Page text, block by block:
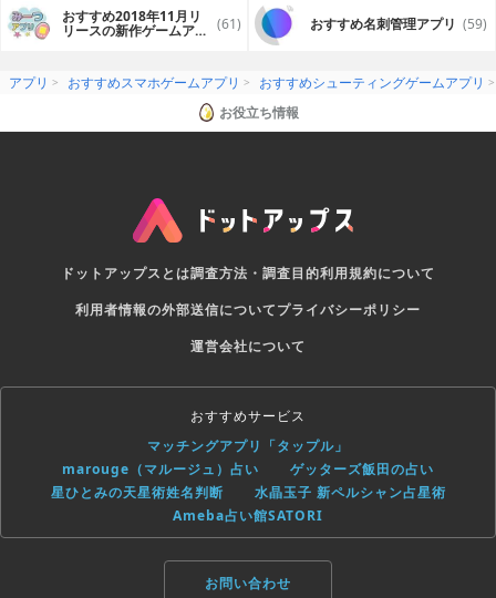
おすすめ2018年11月リ
リースの新作ゲームアプ (61) おすすめ名刺管理アプリ (59)
アプリ おすすめスマホゲームアプリ
おすすめシューティングゲームアプリ
お役立ち情報
ドットアップスとは調査方法・調査目的利用規約について
利用者情報の外部送信についてプライバシーポリシー
運営会社について
おすすめサービス
マッチングアプリ「タップル」
marouge（マルージュ）占い
ゲッターズ飯田の占い
星ひとみの天星術姓名判断
水晶玉子 新ペルシャン占星術
Ameba占い館SATORI
お問い合わせ